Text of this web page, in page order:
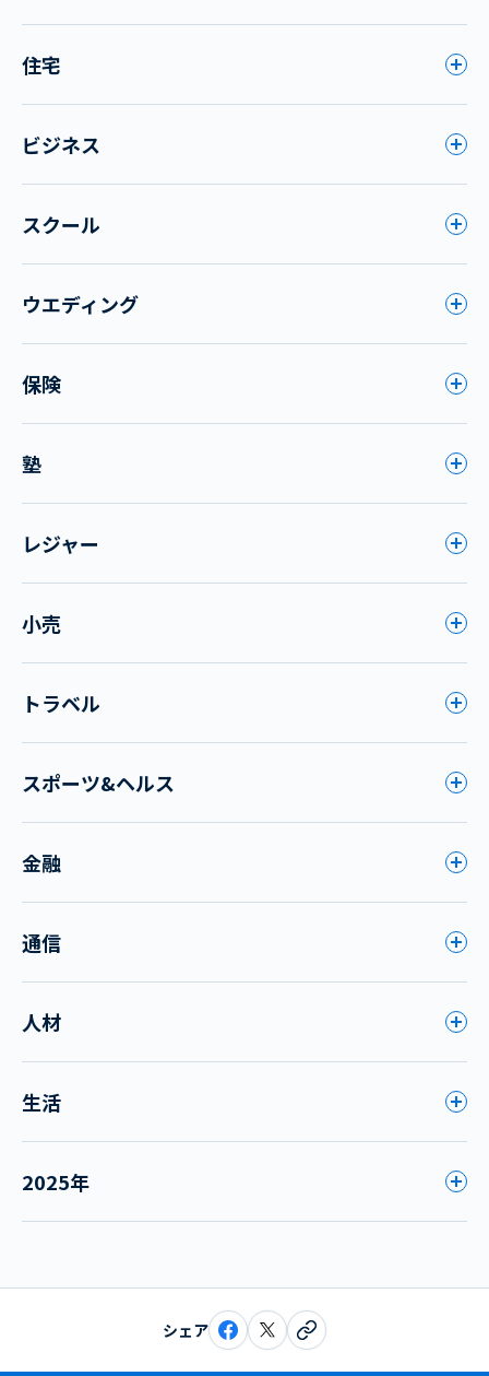
住宅
ビジネス
スクール
ウエディング
保険
塾
レジャー
小売
トラベル
スポーツ&ヘルス
金融
通信
人材
生活
2025年
シェア